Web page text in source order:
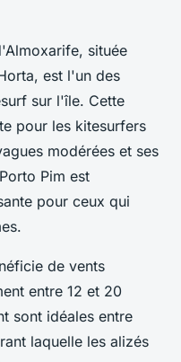
située
est l'un des
sur l'île. Cette
pour les kitesurfers
modérées et ses
Pim est
pour ceux qui
de vents
entre 12 et 20
sont idéales entre
laquelle les alizés